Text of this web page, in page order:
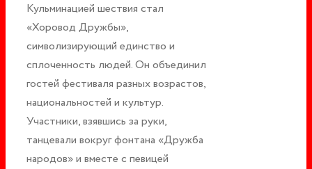
Кульминацией шествия стал
«Хоровод Дружбы»,
символизирующий единство и
сплоченность людей. Он объединил
гостей фестиваля разных возрастов,
национальностей и культур.
Участники, взявшись за руки,
танцевали вокруг фонтана «Дружба
народов» и вместе с певицей